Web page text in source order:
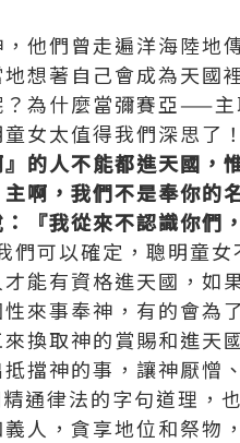
他們曾走遍洋海陸地
想著自己會成為天國
為什麼當彌賽亞——
女太值得我們深思了
的人不能都進天國，
啊，我們不是奉你的
『我從來不認識你們
可以確定，聰明童女
能有資格進天國，如
來事奉神，有的會為
換取神的賞賜和進天
擋神的事，讓神厭憎
通律法的字句道理，
人，貪享地位和祭物